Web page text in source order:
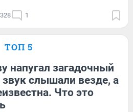
1
ТОП 5
напугал загадочный
звук слышали везде, а
Что это